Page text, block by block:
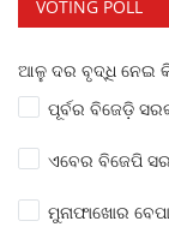
VOTING POLL
ଆଳୁ ଦର ବୃଦ୍ଧି ନେଇ
ପୂର୍ବର ବିଜେଡ଼ି
ଏବେର ବିଜେପି
ମୁନାଫାଖୋର